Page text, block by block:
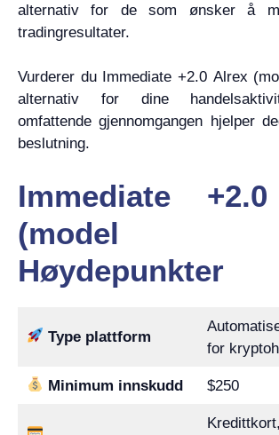
alternativ for de som ønsker å
tradingresultater.
Vurderer du Immediate +2.0 Alrex
alternativ for dine
omfattende gjennomgangen hjelper
beslutning.
Immediate
(model
Høydepunkter
Type plattform
for
Minimum innskudd $250
Kredittkort,